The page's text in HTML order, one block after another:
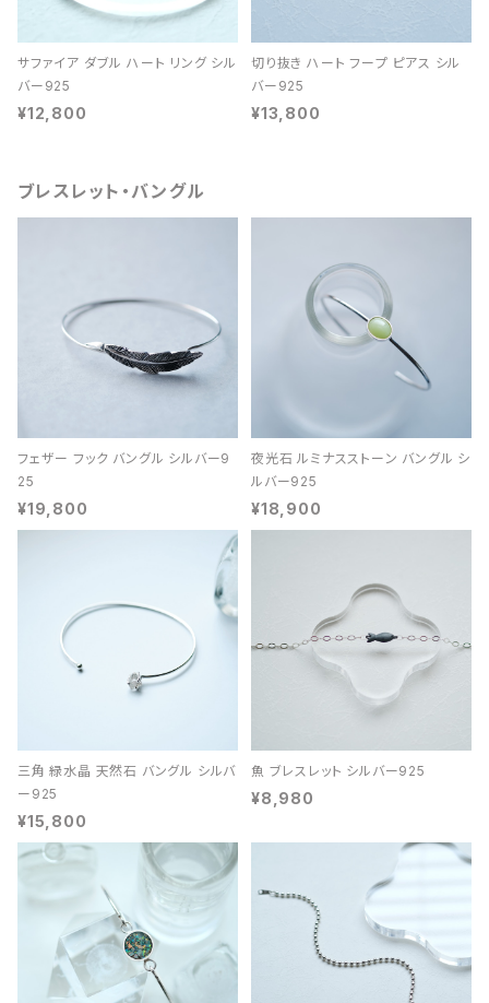
サファイア ダブル ハート リング シル
バー925
¥12,800
切り抜き ハート フープ ピアス シル
バー925
¥13,800
ブレスレット・バングル
フェザー フック バングル シルバー9
25
¥19,800
夜光石 ルミナスストーン バングル シ
ルバー925
¥18,900
三角 緑水晶 天然石 バングル シルバ
ー925
¥15,800
魚 ブレスレット シルバー925
¥8,980